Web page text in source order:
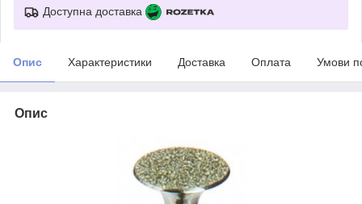
Доступна доставка
Опис Характеристики Доставка Оплата Умови
Опис